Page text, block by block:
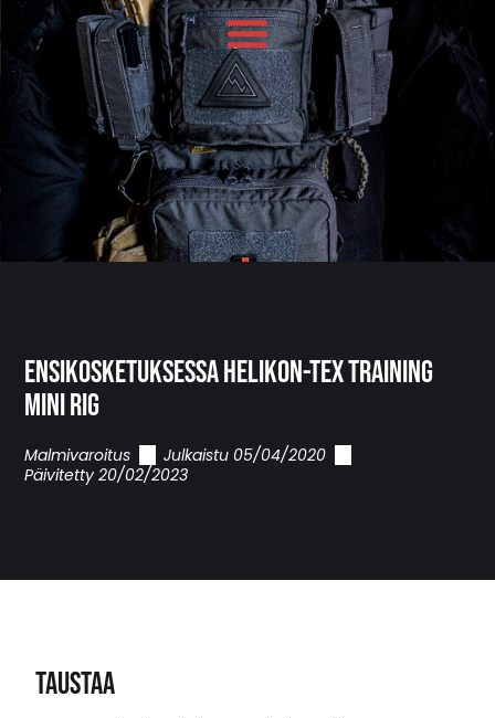
Ensikosketuksessa Helikon-Tex Training
Mini Rig
Malmivaroitus Julkaistu 05/04/2020
Päivitetty 20/02/2023
Taustaa